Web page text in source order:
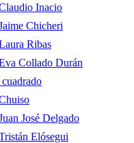
Inacio
Chicheri
Ribas
Collado Durán
José Delgado
Elósegui